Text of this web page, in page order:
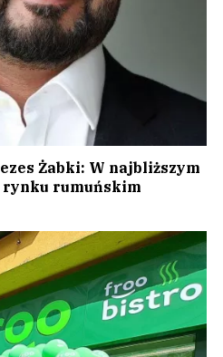
Żabki: W najbliższym
rynku rumuńskim